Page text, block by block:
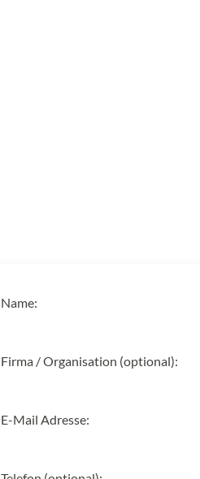
Name:
Firma / Organisation (optional):
E-Mail Adresse: